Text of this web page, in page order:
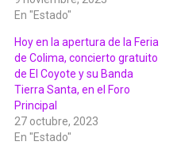
En "Estado"
Hoy en la apertura de la Feria
de Colima, concierto gratuito
de El Coyote y su Banda
Tierra Santa, en el Foro
Principal
27 octubre, 2023
En "Estado"